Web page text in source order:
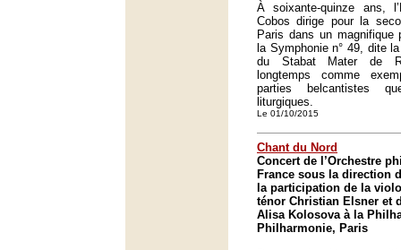
À soixante-quinze ans,
Cobos dirige pour la
Paris dans un magnifique
la Symphonie n° 49, dite
du Stabat Mater de
longtemps comme
parties belcantistes
liturgiques.
Le 01/10/2015
Chant du Nord
Concert de l’Orchestre
France sous la direction
la participation de la
ténor Christian Elsner et
Alisa Kolosova à la
Philharmonie, Paris